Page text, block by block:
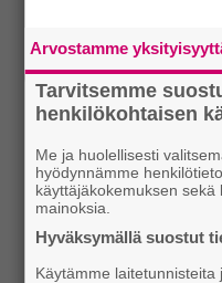
Arvostamme
Tarvitsemme
henkilökohtaisen
Me ja huolellisesti
hyödynnämme
käyttäjäkokemuksen
mainoksia.
Hyväksymällä suostut
Käytämme